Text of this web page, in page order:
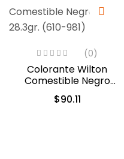
(0)
Colorante Wilton
Comestible Negro
28.3gr. (610-981)
$90.11